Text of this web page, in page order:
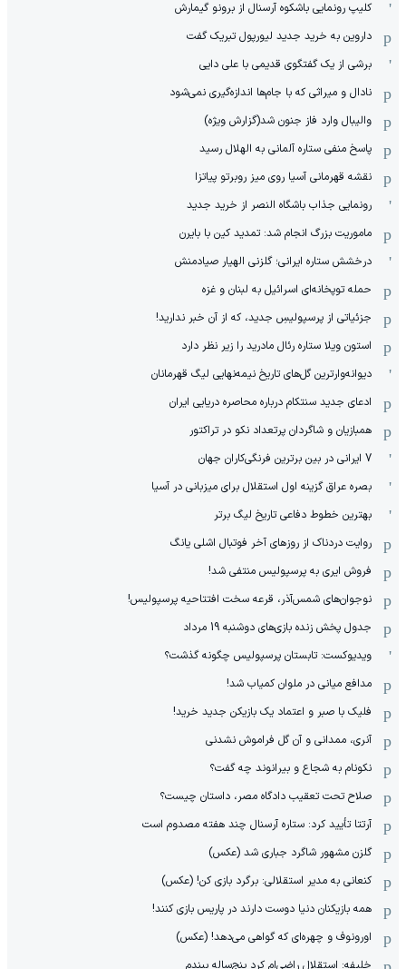
کلیپ رونمایی باشکوه آرسنال از برونو گیمارش
داروین به خرید جدید لیورپول تبریک گفت
برشی از یک گفتگوی قدیمی با علی دایی
نادال و میراثی که با جام‌ها اندازه‌گیری نمی‌شود
والیبال وارد فاز جنون شد(گزارش ویژه)
پاسخ منفی ستاره آلمانی به الهلال رسید
نقشه قهرمانی آسیا روی میز روبرتو پیاتزا
رونمایی جذاب باشگاه النصر از خرید جدید
ماموریت بزرگ انجام شد: تمدید کین با بایرن
درخشش ستاره ایرانی؛ گلزنی الهیار صیادمنش
حمله توپخانه‌ای اسرائیل به لبنان و غزه
جزئیاتی از پرسپولیسِ جدید، که از آن ‌خبر ندارید!
استون ویلا ستاره رئال مادرید را زیر نظر دارد
دیوانه‌وارترین گل‌های تاریخ نیمه‌نهایی لیگ قهرمانان
ادعای جدید سنتکام درباره محاصره دریایی ایران
همبازیان و شاگردان پرتعداد نکو در تراکتور
7 ایرانی در بین برترین فرنگی‌کاران جهان
بصره عراق گزینه اول استقلال برای میزبانی در آسیا
بهترین خطوط دفاعی تاریخ لیگ برتر
روایت دردناک از روزهای آخر فوتبال اشلی یانگ
فروش ایری به پرسپولیس منتفی شد!
نوجوان‌های شمس‌آذر، قرعه سخت افتتاحیه پرسپولیس!
جدول پخش زنده بازی‌های دوشنبه 19 مرداد
ویدیوکست: تابستان پرسپولیس چگونه گذشت؟
مدافع میانی در ملوان کمیاب شد!
فلیک با صبر و اعتماد یک بازیکن جدید خرید!
آنری، ممدانی و آن گل فراموش نشدنی
نکونام به شجاع و بیرانوند چه گفت؟
صلاح تحت تعقیب دادگاه مصر، داستان چیست؟
آرتتا تأیید کرد: ستاره آرسنال چند هفته مصدوم است
گلزن مشهور شاگرد جباری شد (عکس)
کنعانی به مدیر استقلالی: برگرد بازی کن! (عکس)
همه بازیکنان دنیا دوست دارند در پاریس بازی کنند!
اورونوف و چهره‌ای که گواهی می‌دهد! (عکس)
خلیفه: استقلال راضی‌ام کرد پنج‌ساله ببندم